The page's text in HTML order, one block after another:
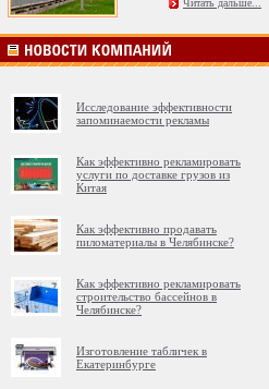
Читать дальше...
Исследование эффективности
запоминаемости рекламы
Как эффективно рекламировать
услуги по доставке грузов из
Китая
Как эффективно продавать
пиломатериалы в Челябинске?
Как эффективно рекламировать
строительство бассейнов в
Челябинске?
Изготовление табличек в
Екатеринбурге